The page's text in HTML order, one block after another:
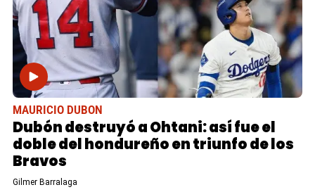
MAURICIO DUBON
Dubón destruyó a Ohtani: así fue el
doble del hondureño en triunfo de los
Bravos
Gilmer Barralaga